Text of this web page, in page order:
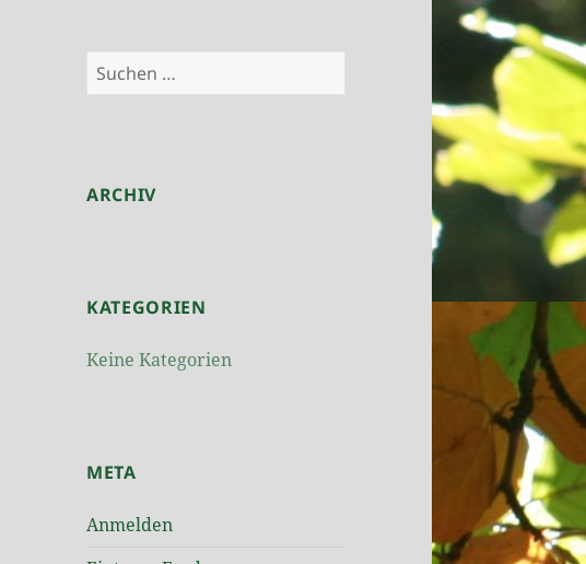
Suchen
nach:
ARCHIV
KATEGORIEN
Keine Kategorien
META
Anmelden